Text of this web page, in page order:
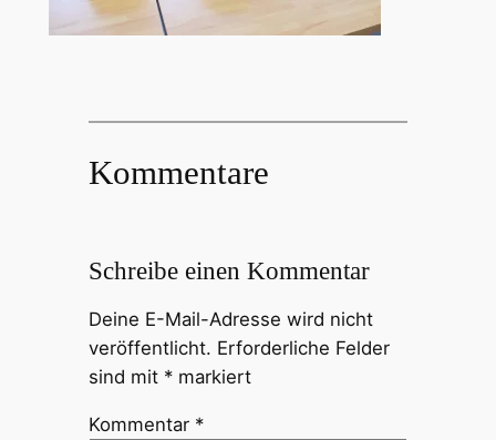
Kommentare
Schreibe einen Kommentar
Deine E-Mail-Adresse wird nicht
veröffentlicht. Erforderliche Felder
sind mit *markiert
Kommentar *